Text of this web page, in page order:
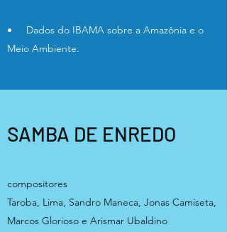
• Dados do IBAMA sobre a Amazônia e o
Meio Ambiente.
SAMBA DE ENREDO
compositores
Taroba, Lima, Sandro Maneca, Jonas Camiseta,
Marcos Glorioso e Arismar Ubaldino